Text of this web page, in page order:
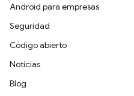
Android para empresas
Seguridad
Código abierto
Noticias
Blog